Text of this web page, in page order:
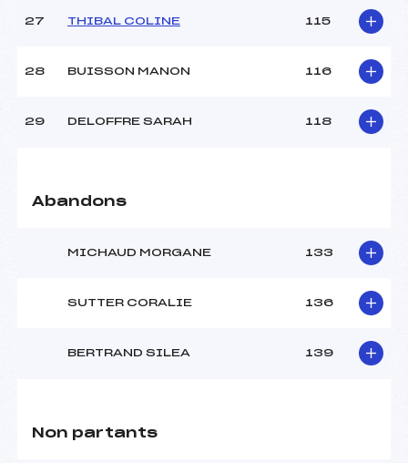
27 THIBAL COLINE 115
28 BUISSON MANON 116
29 DELOFFRE SARAH 118
Abandons
MICHAUD MORGANE 133
SUTTER CORALIE 136
BERTRAND SILEA 139
Non partants